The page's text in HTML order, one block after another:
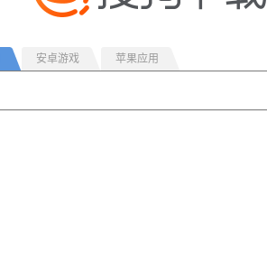
安卓游戏 苹果应用